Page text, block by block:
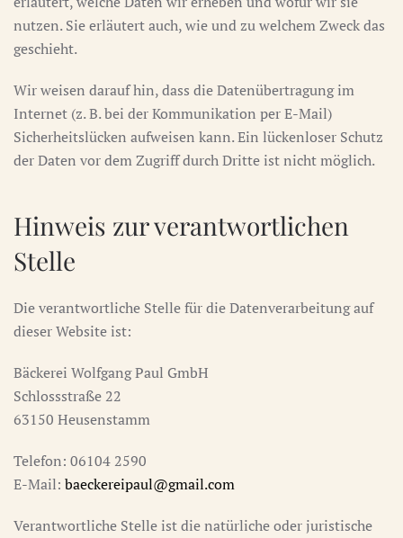
nutzen. Sie erläutert auch, wie und zu welchem Zweck das
geschieht.
Wir weisen darauf hin, dass die Datenübertragung im
Internet (z. B. bei der Kommunikation per E-Mail)
Sicherheitslücken aufweisen kann. Ein lückenloser Schutz
der Daten vor dem Zugriff durch Dritte ist nicht möglich.
Hinweis zur verantwortlichen
Stelle
Die verantwortliche Stelle für die Datenverarbeitung auf
dieser Website ist:
Bäckerei Wolfgang Paul GmbH
Schlossstraße 22
63150 Heusenstamm
Telefon: 06104 2590
E-Mail: baeckereipaul@gmail.com
Verantwortliche Stelle ist die natürliche oder juristische